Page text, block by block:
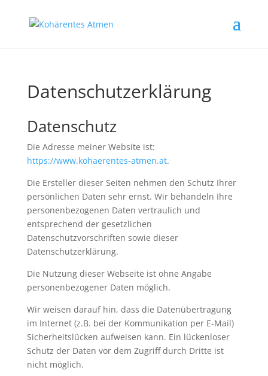
Datenschutzerklärung
Datenschutz
Die Adresse meiner Website ist:
https://www.kohaerentes-atmen.at.
Die Ersteller dieser Seiten nehmen den Schutz Ihrer
persönlichen Daten sehr ernst. Wir behandeln Ihre
personenbezogenen Daten vertraulich und
entsprechend der gesetzlichen
Datenschutzvorschriften sowie dieser
Datenschutzerklärung.
Die Nutzung dieser Webseite ist ohne Angabe
personenbezogener Daten möglich.
Wir weisen darauf hin, dass die Datenübertragung
im Internet (z.B. bei der Kommunikation per E-Mail)
Sicherheitslücken aufweisen kann. Ein lückenloser
Schutz der Daten vor dem Zugriff durch Dritte ist
nicht möglich.